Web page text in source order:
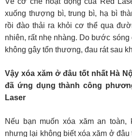
xuống thượng bì, trung bì, hạ bì
rồi đào thải ra khỏi cơ thể qua
nhiên, rất nhẹ nhàng. Do bước sóng
không gây tổn thương, đau rát sau
Vậy xóa xăm ở đâu tốt nhất Hà
đã ứng dụng thành công
Laser
Nếu bạn muốn xóa xăm an toàn,
nhưng lại không biết xóa xăm ở đâu